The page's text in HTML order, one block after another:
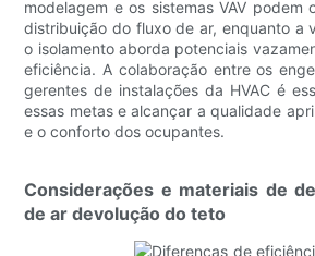
modelagem e os sistemas VAV podem
distribuição do fluxo de ar, enquanto a
o isolamento aborda potenciais
eficiência. A colaboração entre os
gerentes de instalações da HVAC é
essas metas e alcançar a qualidade
e o conforto dos ocupantes.
Considerações e materiais de
de ar devolução do teto